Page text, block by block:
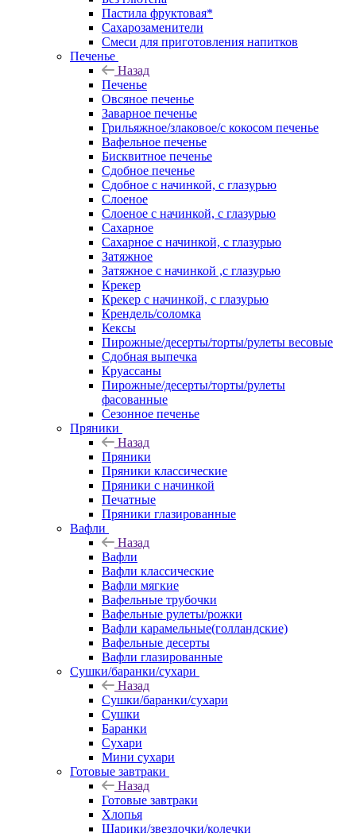
Пастила фруктовая*
Сахарозаменители
Смеси для приготовления напитков
Печенье
Назад
Печенье
Овсяное печенье
Заварное печенье
Грильяжное/злаковое/с кокосом печенье
Вафельное печенье
Бисквитное печенье
Сдобное печенье
Сдобное с начинкой, с глазурью
Слоеное
Слоеное с начинкой, с глазурью
Сахарное
Сахарное с начинкой, с глазурью
Затяжное
Затяжное с начинкой ,с глазурью
Крекер
Крекер с начинкой, с глазурью
Крендель/соломка
Кексы
Пирожные/десерты/торты/рулеты весовые
Сдобная выпечка
Круассаны
Пирожные/десерты/торты/рулеты
фасованные
Сезонное печенье
Пряники
Назад
Пряники
Пряники классические
Пряники с начинкой
Печатные
Пряники глазированные
Вафли
Назад
Вафли
Вафли классические
Вафли мягкие
Вафельные трубочки
Вафельные рулеты/рожки
Вафли карамельные(голландские)
Вафельные десерты
Вафли глазированные
Сушки/баранки/сухари
Назад
Сушки/баранки/сухари
Сушки
Баранки
Сухари
Мини сухари
Готовые завтраки
Назад
Готовые завтраки
Хлопья
Шарики/звездочки/колечки